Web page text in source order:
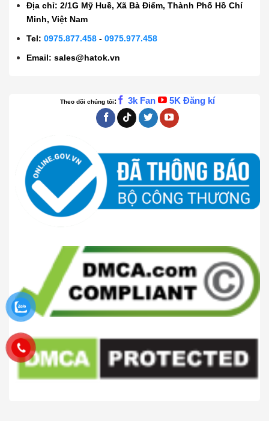
Địa chỉ: 2/1G Mỹ Huề, Xã Bà Điểm, Thành Phố Hồ Chí
Minh, Việt Nam
Tel:0975.877.458 -0975.977.458
Email:sales@hatok.vn
Theo dõi chúng tôi: 3k Fan 5K Đăng kí